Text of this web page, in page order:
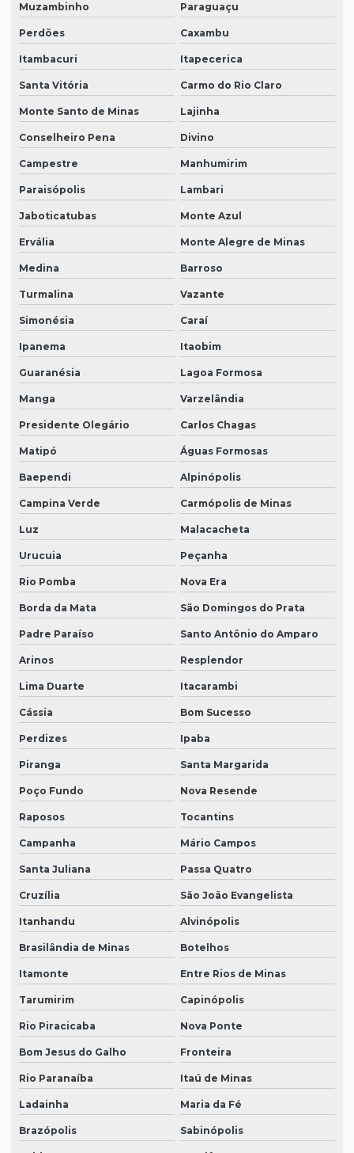
Muzambinho Paraguaçu
Perdões Caxambu
Itambacuri Itapecerica
Santa Vitória Carmo do Rio Claro
Monte Santo de Minas Lajinha
Conselheiro Pena Divino
Campestre Manhumirim
Paraisópolis Lambari
Jaboticatubas Monte Azul
Ervália Monte Alegre de Minas
Medina Barroso
Turmalina Vazante
Simonésia Caraí
Ipanema Itaobim
Guaranésia Lagoa Formosa
Manga Varzelândia
Presidente Olegário Carlos Chagas
Matipó Águas Formosas
Baependi Alpinópolis
Campina Verde Carmópolis de Minas
Luz Malacacheta
Urucuia Peçanha
Rio Pomba Nova Era
Borda da Mata São Domingos do Prata
Padre Paraíso Santo Antônio do Amparo
Arinos Resplendor
Lima Duarte Itacarambi
Cássia Bom Sucesso
Perdizes Ipaba
Piranga Santa Margarida
Poço Fundo Nova Resende
Raposos Tocantins
Campanha Mário Campos
Santa Juliana Passa Quatro
Cruzília São João Evangelista
Itanhandu Alvinópolis
Brasilândia de Minas Botelhos
Itamonte Entre Rios de Minas
Tarumirim Capinópolis
Rio Piracicaba Nova Ponte
Bom Jesus do Galho Fronteira
Rio Paranaíba Itaú de Minas
Ladainha Maria da Fé
Brazópolis Sabinópolis